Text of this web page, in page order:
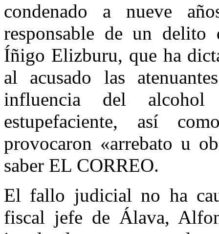
condenado a nueve
responsable de un delito
Íñigo Elizburu, que ha
al acusado las
influencia del
estupefaciente, así
provocaron «arrebato u
saber EL CORREO.
El fallo judicial no ha
fiscal jefe de Álava,